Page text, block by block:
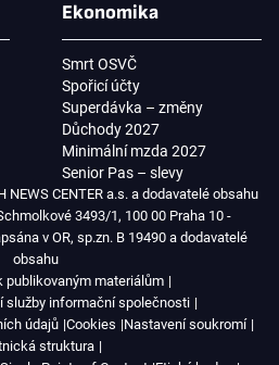
Ekonomika
Smrt OSVČ
Spořicí účty
Superdávka – změny
Důchody 2027
Minimální mzda 2027
Senior Pas – slevy
NEWS CENTER a.s. a dodavatelé obsahu
3493/1, 100 00 Praha 10 -
v OR, sp.zn. B 19490 a dodavatelé
obsahu
publikovaným materiálům
služby informační společnosti
údajů Cookies Nastavení soukromí
struktura